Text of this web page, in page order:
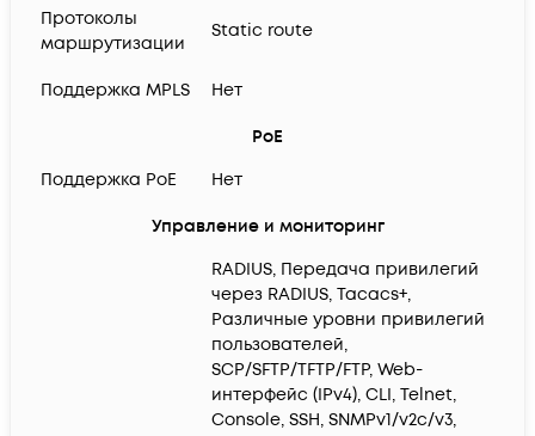
Протоколы
маршрутизации
Static route
Поддержка MPLS Нет
PoE
Поддержка PoE
Нет
Управление и мониторинг
RADIUS, Передача привилегий
через RADIUS, Tacacs+,
Различные уровни привилегий
пользователей,
SCP/SFTP/TFTP/FTP, Web-
интерфейс (IPv4), CLI, Telnet,
Console, SSH, SNMPv1/v2c/v3,